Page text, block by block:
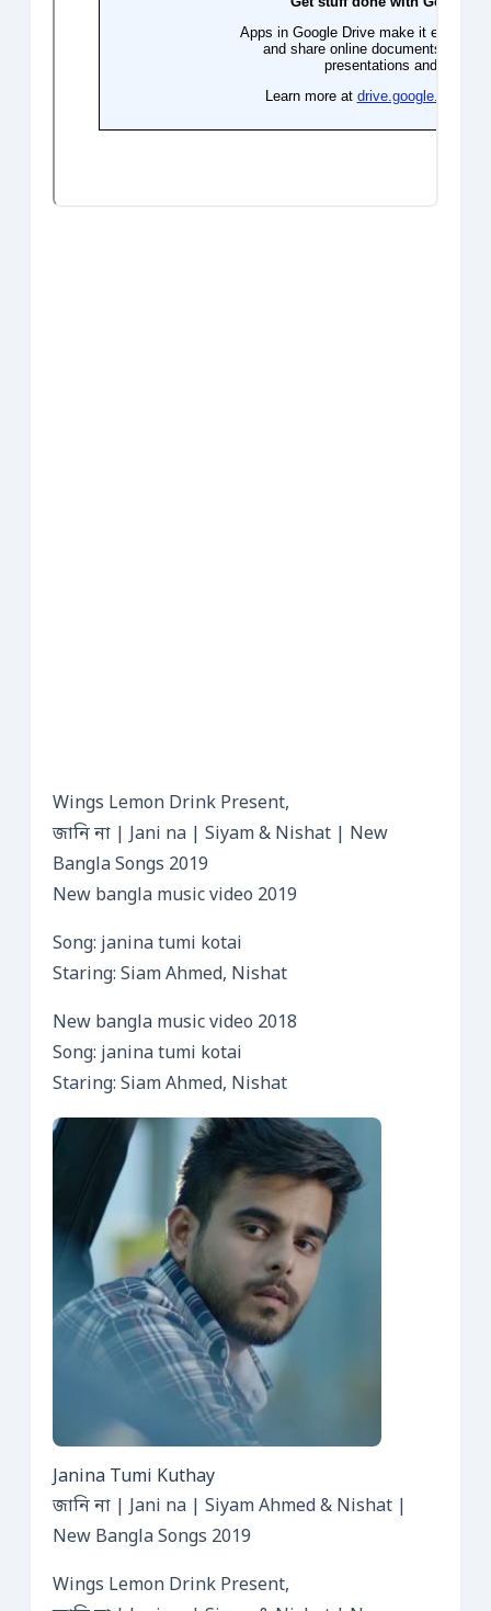
Wings Lemon Drink Present,
জানি না | Jani na | Siyam & Nishat | New
Bangla Songs 2019
New bangla music video 2019
Song: janina tumi kotai
Staring: Siam Ahmed, Nishat
New bangla music video 2018
Song: janina tumi kotai
Staring: Siam Ahmed, Nishat
Janina Tumi Kuthay
জানি না | Jani na | Siyam Ahmed & Nishat |
New Bangla Songs 2019
Wings Lemon Drink Present,